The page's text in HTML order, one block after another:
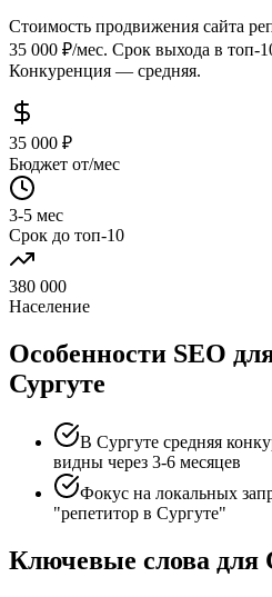
Стоимость продвижения сайта
35 000 ₽/мес. Срок выхода в топ-
Конкуренция — средняя.
35 000 ₽
Бюджет от/мес
3-5 мес
Срок до топ-10
380 000
Население
Особенности SEO
Сургуте
В Сургуте средняя
видны через 3-6 месяцев
Фокус на локальных
"репетитор в Сургуте"
Ключевые слова для